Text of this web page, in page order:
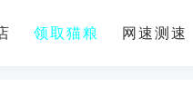
领取猫粮 网速测速